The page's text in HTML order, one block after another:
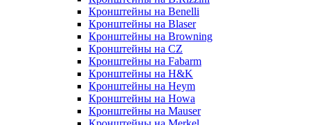
Кронштейны на Benelli
Кронштейны на Blaser
Кронштейны на Browning
Кронштейны на CZ
Кронштейны на Fabarm
Кронштейны на H&K
Кронштейны на Heym
Кронштейны на Howa
Кронштейны на Mauser